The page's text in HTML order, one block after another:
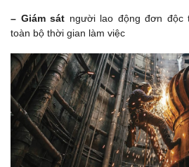
– Giám sát người lao động đơn độc
toàn bộ thời gian làm việc